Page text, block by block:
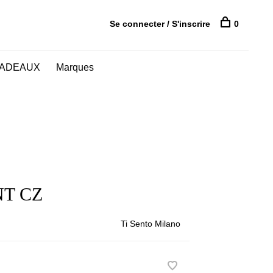
Marques
Se connecter / S'inscrire 0
CZ
Ti Sento Milano